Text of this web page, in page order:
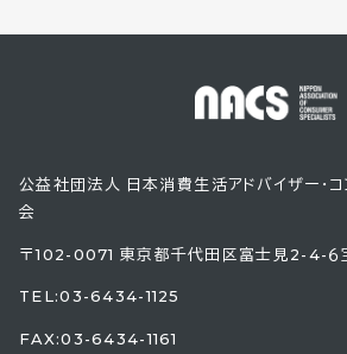
公益社団法人 日本消費生活アドバイザー・コ
会
〒102-0071 東京都千代田区富士見2-4-６
TEL:03-6434-1125
FAX:03-6434-1161